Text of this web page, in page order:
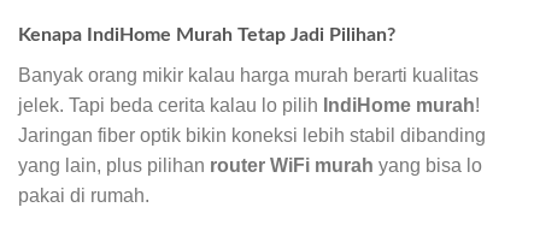
Kenapa IndiHome Murah Tetap Jadi Pilihan?
Banyak orang mikir kalau harga murah berarti kualitas
jelek. Tapi beda cerita kalau lo pilih IndiHome murah!
Jaringan fiber optik bikin koneksi lebih stabil dibanding
yang lain, plus pilihan router WiFi murah yang bisa lo
pakai di rumah.